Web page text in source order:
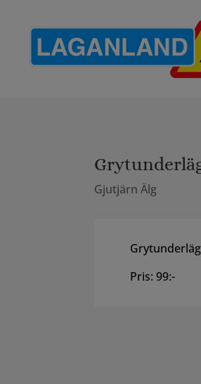
Gjutjärn Älg
Pris: 99:-